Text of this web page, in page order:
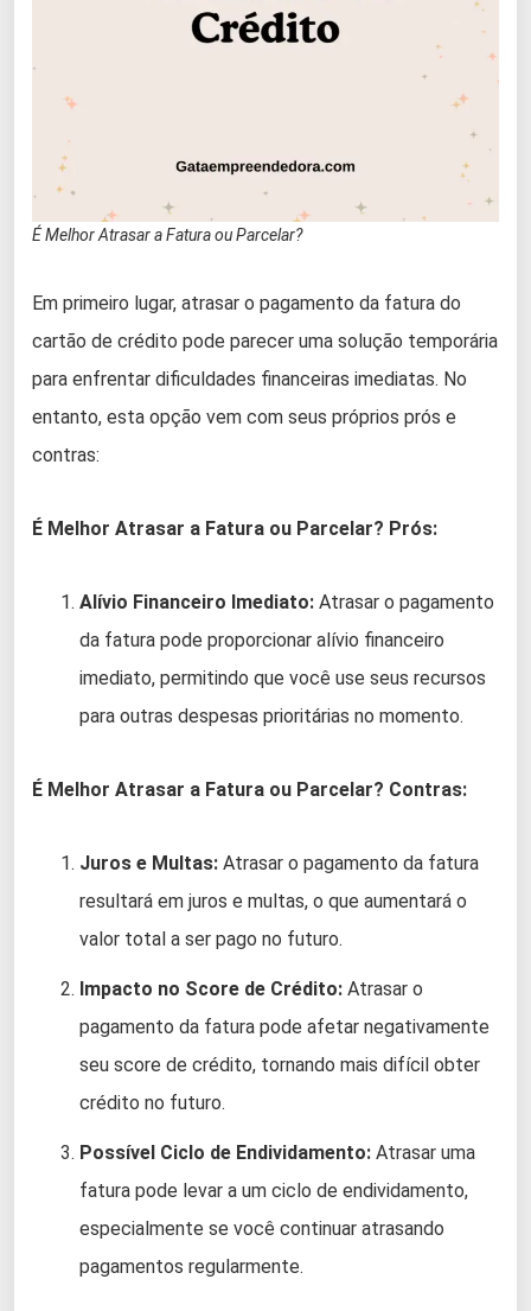
É Melhor Atrasar a Fatura ou Parcelar?
Em primeiro lugar, atrasar o pagamento da fatura do
cartão de crédito pode parecer uma solução temporária
para enfrentar dificuldades financeiras imediatas. No
entanto, esta opção vem com seus próprios prós e
contras:
É Melhor Atrasar a Fatura ou Parcelar? Prós:
Alívio Financeiro Imediato: Atrasar o pagamento
da fatura pode proporcionar alívio financeiro
imediato, permitindo que você use seus recursos
para outras despesas prioritárias no momento.
É Melhor Atrasar a Fatura ou Parcelar? Contras:
Juros e Multas: Atrasar o pagamento da fatura
resultará em juros e multas, o que aumentará o
valor total a ser pago no futuro.
Impacto no Score de Crédito: Atrasar o
pagamento da fatura pode afetar negativamente
seu score de crédito, tornando mais difícil obter
crédito no futuro.
Possível Ciclo de Endividamento: Atrasar uma
fatura pode levar a um ciclo de endividamento,
especialmente se você continuar atrasando
pagamentos regularmente.